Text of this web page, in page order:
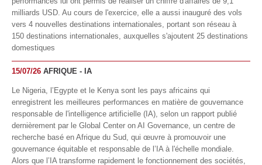
milliards USD. Au cours de l'exercice, elle a aussi inauguré des vols
vers 4 nouvelles destinations internationales, portant son réseau à
150 destinations internationales, auxquelles s'ajoutent 25 destinations
domestiques
15/07/26 AFRIQUE - IA
Le Nigeria, l’Egypte et le Kenya sont les pays africains qui
enregistrent les meilleures performances en matière de gouvernance
responsable de l'intelligence artificielle (IA), selon un rapport publié
dernièrement par le Global Center on AI Governance, un centre de
recherche basé en Afrique du Sud, qui œuvre à promouvoir une
gouvernance équitable et responsable de l’IA à l'échelle mondiale.
Alors que l’IA transforme rapidement le fonctionnement des sociétés,